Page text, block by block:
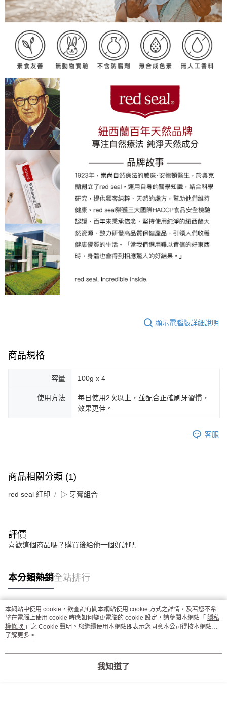
顯示電腦版詳細說明
商品規格
容量 100g x 4
使用方法
每日使用2次以上，並配合正確刷牙習慣，
效果更佳。
客服
商品相關分類 (1)
red seal 紅印 ▷ 牙膏組合
評價
喜歡這個商品嗎？購買後給他一個好評吧
本分類熱銷全站排行
熱門標籤
本網站中使用 cookie，欲查詢有關本網站使用 cookie 方式之詳情，及若您不希
望在電腦上使用 cookie 時應如何變更電腦的 cookie 設定，請參閱本網站「 隱私
權條款 」之 Cookie 聲明。您繼續使用本網站即表示您同意本公司得按本網站使
用條款之 Cookie 聲明使用 cookie。
了解更多 >
我知道了